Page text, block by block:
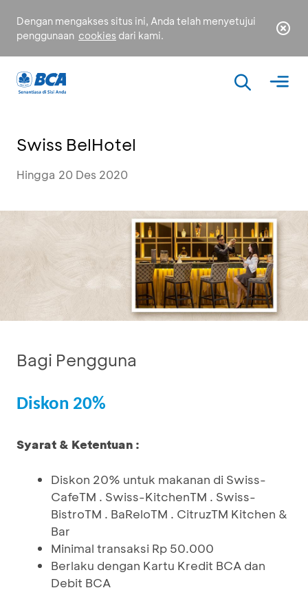
Dengan mengakses situs ini, Anda telah menyetujui
penggunaan cookies dari kami.
Swiss BelHotel
Hingga 20 Des 2020
Bagi Pengguna
Diskon 20%
Syarat & Ketentuan :
Diskon 20% untuk makanan di Swiss-
CafeTM . Swiss-KitchenTM . Swiss-
BistroTM . BaReloTM . CitruzTM Kitchen &
Bar
Minimal transaksi Rp 50.000
Berlaku dengan Kartu Kredit BCA dan
Debit BCA